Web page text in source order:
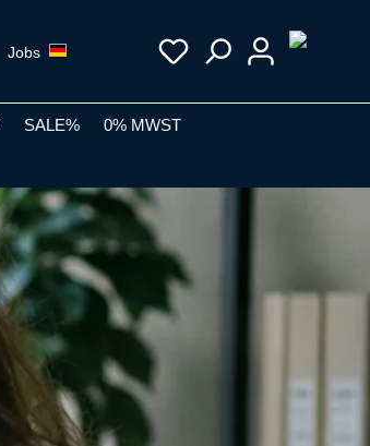
Jobs
SALE% 0% MWST